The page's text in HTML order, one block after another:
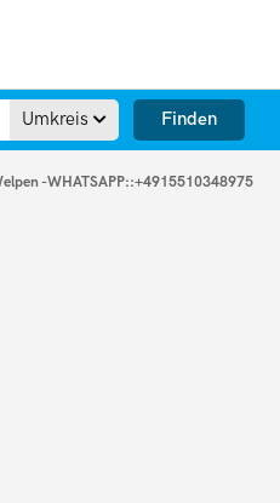
Umkreis Finden
-WHATSAPP::+4915510348975